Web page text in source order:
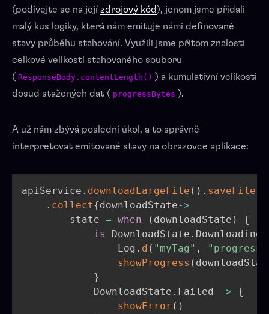
(podívejte se na její zdrojový kód), jenom jsme přidali
malý kus logiky, která nám emituje námi definované
stavy průběhu stahování. Využili jsme přitom znalosti
celkové velikosti stahovaného souboru
( ResponseBody.contentLength() ) a kumulativní velikosti
dosud stažených dat ( progressBytes ).
A už nám zbývá poslední úkol, a to správně
interpretovat emitované stavy na obrazovce aplikace:
apiService . downloadLargeFile ( ) . saveFile
. collect{downloadState->
        state
= when ( downloadState )
{
is
DownloadState . Downloading
                Log
. d ( "myTag" , "progress=
showProgress (
}
            DownloadState
. Failed ->
{
showError ( )